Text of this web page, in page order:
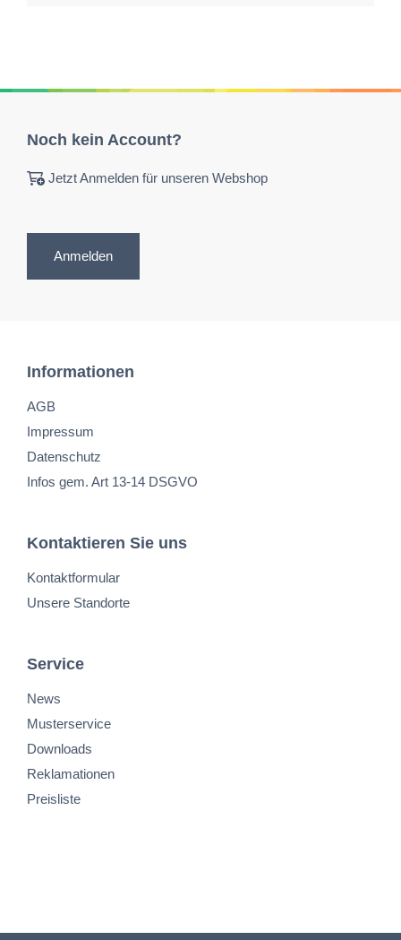
Noch kein Account?
Jetzt Anmelden für unseren Webshop
Anmelden
Informationen
AGB
Impressum
Datenschutz
Infos gem. Art 13-14 DSGVO
Kontaktieren Sie uns
Kontaktformular
Unsere Standorte
Service
News
Musterservice
Downloads
Reklamationen
Preisliste